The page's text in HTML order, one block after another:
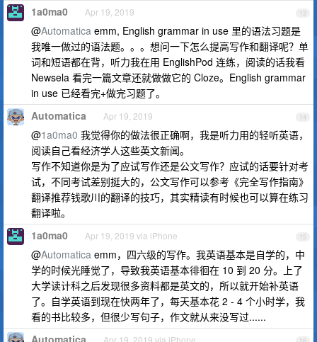
13
1a0ma0 Apr 19, 2019
@Automatica emm, English grammar in use 里的语法习题是
我唯一做过的语法题。。。想问一下怎么提高写作和翻译呢？单
词和短语都在背，听力我在用 EnglishPod 连练，阅读的话我看
Newsela 看完一篇文章还就做做它的 Cloze。English grammar
in use 已经看完+做完习题了。
14
Automatica Apr 19, 2019
@1a0ma0 我觉得你的做法很正确啊，我是听力用的轻听英语，
阅读自己看经济学人这些英文新闻。
写作不知道你是为了应试写作还是公文写作？应试的话要针对考
试，不同考试差别挺大的，公文写作可以参考《完全写作指南》
翻译推荐钱歌川的翻译的技巧，其实精读有时候也可以算在练习
翻译啦。
15
1a0ma0 Apr 19, 2019 via iPhone
@Automatica emm，四六级的写作。我英语基本是自学的，中
学的时候光睡觉了，导致我英语基本徘徊在 10 到 20 分。上了
大学读计科之后发现很多资料都是英文的，所以就开始补英语
了。自学英语到现在快两年了，每天基本花 2 - 4 个小时学，我
看的书比较多，但很少写句子，作文就从来没写过......
Automatica Apr 19, 2019 via iPhone